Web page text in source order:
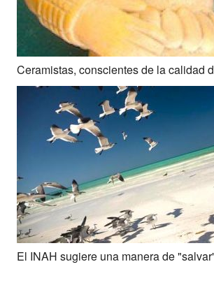
Ceramistas, conscientes de la calidad
El INAH sugiere una manera de